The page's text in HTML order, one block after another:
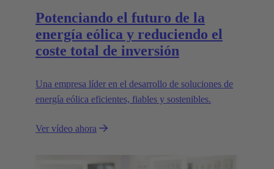
Potenciando el futuro de la
energía eólica y reduciendo el
coste total de inversión
Una empresa líder en el desarrollo de soluciones de
energía eólica eficientes, fiables y sostenibles.
Ver vídeo ahora